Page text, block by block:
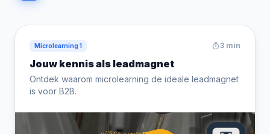
Microlearning 1 timer3 min
Jouw kennis als leadmagnet
Ontdek waarom microlearning de ideale leadmagnet
is voor B2B.